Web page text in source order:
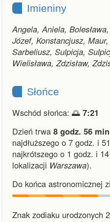
Imieniny
Angela, Aniela,
Józef, Konstancjusz,
Sarbeliusz, Sulpicja,
Wielisława, Zdzisław,
Słońce
Wschód słońca: 🌅 7:21
Dzień trwa 8 godz. 56 min
najdłuższego o 7 godz. i
najkrótszego o 1 godz. i
lokalizacji Warszawa).
Do końca astronomicznej
Znak zodiaku urodzonych